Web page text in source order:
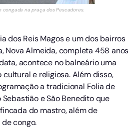
na praça dos Pescadores.
dos Reis Magos e um dos bairros
Nova Almeida, completa 458 anos
acontece no balneário uma
e religiosa. Além disso,
a tradicional Folia de
Sebastião e São Benedito que
do mastro, além de
congo.